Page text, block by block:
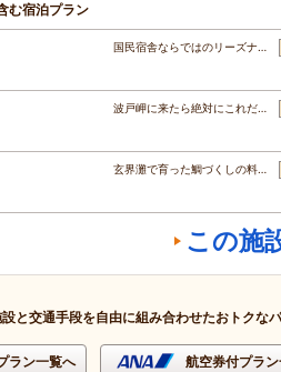
む宿泊プラン
国民宿舎ならではのリーズナ…
波戸岬に来たら絶対にこれだ…
玄界灘で育った鯛づくしの料…
この施
設と交通手段を自由に組み合わせたおトクな
ラン一覧へ 航空券付プラ